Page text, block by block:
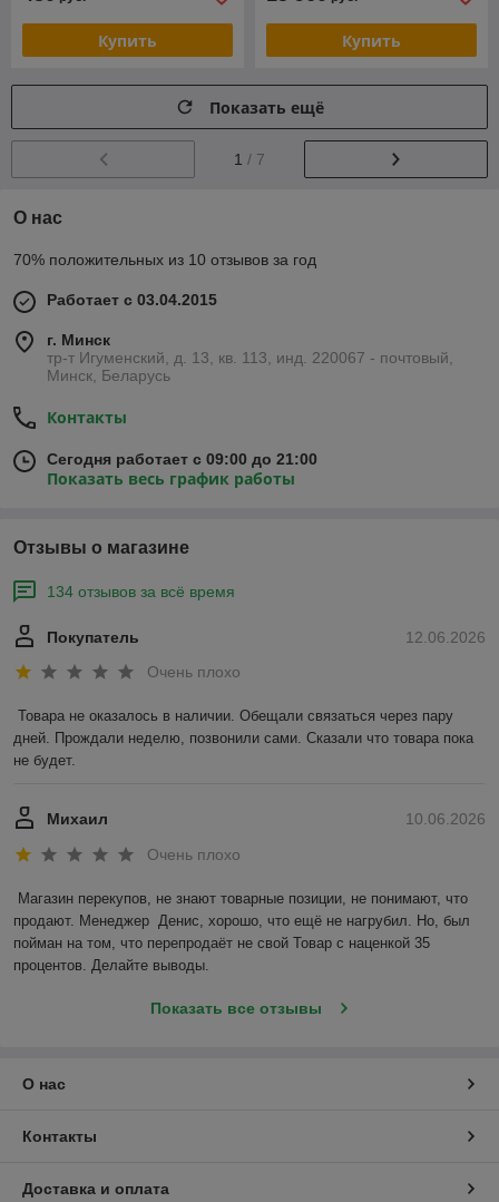
Купить Купить
Показать ещё
1 / 7
О нас
70% положительных из 10 отзывов за год
Работает с 03.04.2015
г. Минск
тр-т Игуменский, д. 13, кв. 113, инд. 220067 - почтовый,
Минск, Беларусь
Контакты
Сегодня работает с 09:00 до 21:00
Показать весь график работы
Отзывы о магазине
134 отзывов за всё время
12.06.2026
Покупатель
Очень плохо
Товара не оказалось в наличии. Обещали связаться через пару
дней. Прождали неделю, позвонили сами. Сказали что товара пока
не будет.
10.06.2026
Михаил
Очень плохо
Магазин перекупов, не знают товарные позиции, не понимают, что
продают. Менеджер  Денис, хорошо, что ещё не нагрубил. Но, был
пойман на том, что перепродаёт не свой Товар с наценкой 35
процентов. Делайте выводы.
Показать все отзывы
О нас
Контакты
Доставка и оплата